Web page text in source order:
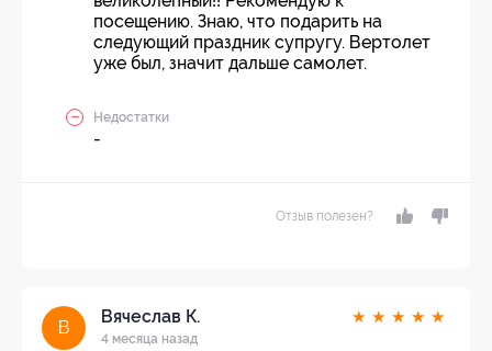
посещению. Знаю, что подарить на
следующий праздник супругу. Вертолет
уже был, значит дальше самолет.
Недостатки
-
Отзыв полезен?
В
Вячеслав К.
4 месяца назад
★ ★ ★ ★ ★